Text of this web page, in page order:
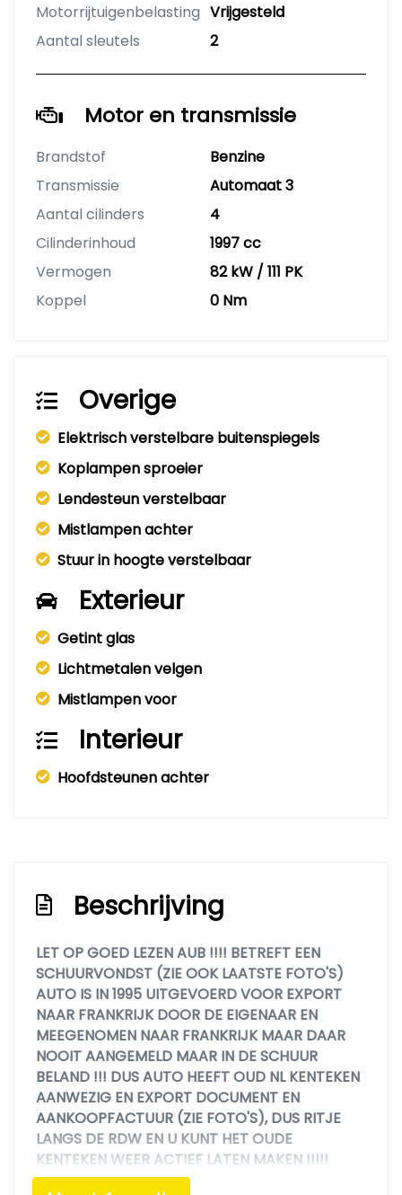
Motorrijtuigenbelasting Vrijgesteld
Aantal sleutels
2
Motor en transmissie
Brandstof
Benzine
Transmissie
Automaat 3
Aantal cilinders
4
Cilinderinhoud
1997 cc
Vermogen
82 kW / 111 PK
Koppel
0 Nm
Overige
Elektrisch verstelbare buitenspiegels
Koplampen sproeier
Lendesteun verstelbaar
Mistlampen achter
Stuur in hoogte verstelbaar
Exterieur
Getint glas
Lichtmetalen velgen
Mistlampen voor
Interieur
Hoofdsteunen achter
Beschrijving
LET OP GOED LEZEN AUB !!!! BETREFT EEN
SCHUURVONDST (ZIE OOK LAATSTE FOTO'S)
AUTO IS IN 1995 UITGEVOERD VOOR EXPORT
NAAR FRANKRIJK DOOR DE EIGENAAR EN
MEEGENOMEN NAAR FRANKRIJK MAAR DAAR
NOOIT AANGEMELD MAAR IN DE SCHUUR
BELAND !!! DUS AUTO HEEFT OUD NL KENTEKEN
AANWEZIG EN EXPORT DOCUMENT EN
AANKOOPFACTUUR (ZIE FOTO'S), DUS RITJE
LANGS DE RDW EN U KUNT HET OUDE
KENTEKEN WEER ACTIEF LATEN MAKEN !!!!!
BETREFT EEN OPKNAPPER MAAR HELE GOEDE